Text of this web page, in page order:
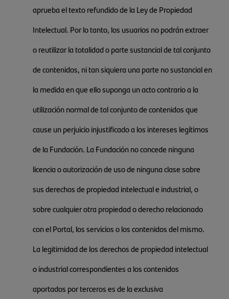
aprueba el texto refundido de la Ley de Propiedad
Intelectual. Por lo tanto, los usuarios no podrán extraer
o reutilizar la totalidad o parte sustancial de tal conjunto
de contenidos, ni tan siquiera una parte no sustancial en
la medida en que ello suponga un acto contrario a la
utilización normal de tal conjunto de contenidos que
cause un perjuicio injustificado a los intereses legítimos
de la Fundación. La Fundación no concede ninguna
licencia o autorización de uso de ninguna clase sobre
sus derechos de propiedad intelectual e industrial, o
sobre cualquier otra propiedad o derecho relacionado
con el Portal, los servicios o los contenidos del mismo.
La legitimidad de los derechos de propiedad intelectual
o industrial correspondientes a los contenidos
aportados por terceros es de la exclusiva